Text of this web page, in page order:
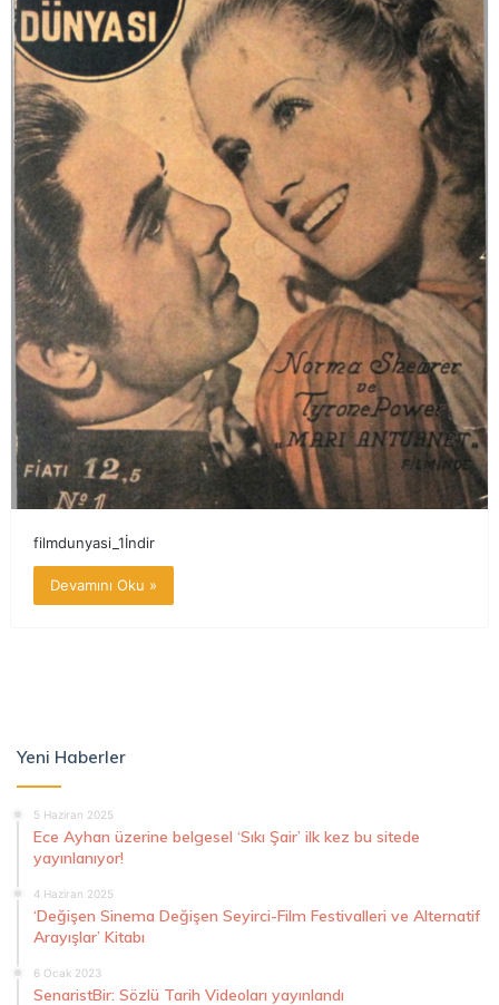
filmdunyasi_1İndir
Devamını Oku »
Yeni Haberler
5 Haziran 2025
Ece Ayhan üzerine belgesel ‘Sıkı Şair’ ilk kez bu sitede
yayınlanıyor!
4 Haziran 2025
‘Değişen Sinema Değişen Seyirci-Film Festivalleri ve Alternatif
Arayışlar’ Kitabı
6 Ocak 2023
SenaristBir: Sözlü Tarih Videoları yayınlandı